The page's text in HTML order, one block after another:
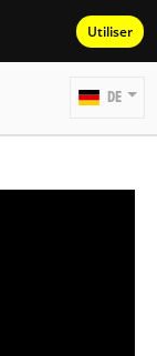
Utiliser
DE